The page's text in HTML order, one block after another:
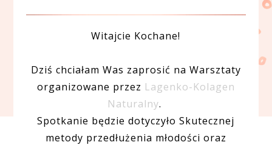
Witajcie Kochane!
Dziś chciałam Was zaprosić na Warsztaty
organizowane przez Lagenko-Kolagen
Naturalny.
Spotkanie będzie dotyczyło Skutecznej
metody przedłużenia młodości oraz